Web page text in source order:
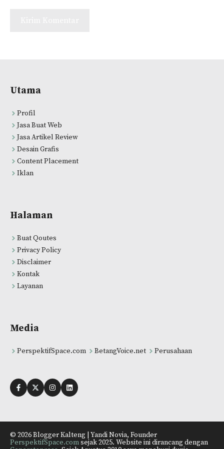
Utama
Profil
Jasa Buat Web
Jasa Artikel Review
Desain Grafis
Content Placement
Iklan
Halaman
Buat Qoutes
Privacy Policy
Disclaimer
Kontak
Layanan
Media
PerspektifSpace.com BetangVoice.net Perusahaan
© 2026 Blogger Kalteng | Yandi Novia, Founder
PerspektifSpace.comsejak 2025. Website ini dirancang dengan